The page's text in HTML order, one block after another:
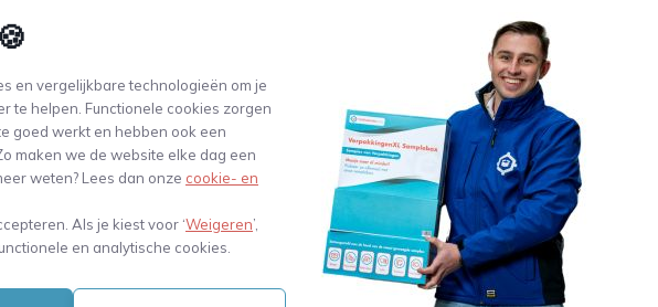
en vergelijkbare technologieën om je
te helpen. Functionele cookies zorgen
goed werkt en hebben ook een
maken we de website elke dag een
weten? Lees dan onze cookie- en
Als je kiest voor ‘Weigeren’,
en analytische cookies.
-